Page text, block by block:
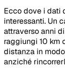
Ecco dove i dati
interessanti. Un
attraverso anni
raggiungi 10 km
distanza in
anziché